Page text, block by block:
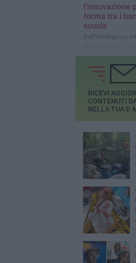
l'innovazione
forma tra i
scuola
Dall'intelligenza
trasforma il Liceo
un laboratorio di
creatività
RICEVI
CONTENUTI
NELLA TUA E-